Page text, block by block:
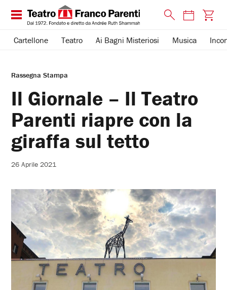
Cartellone Teatro Ai Bagni Misteriosi Musica
Rassegna Stampa
Il Giornale – Il Teatro
Parenti riapre con la
giraffa sul tetto
26 Aprile 2021